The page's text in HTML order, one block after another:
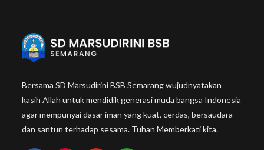
Bersama SD Marsudirini BSB Semarang wujudnyatakan
kasih Allah untuk mendidik generasi muda bangsa Indonesia
agar mempunyai dasar iman yang kuat, cerdas, bersaudara
dan santun terhadap sesama. Tuhan Memberkati kita.